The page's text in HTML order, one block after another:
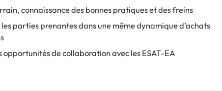
connaissance des bonnes pratiques et des freins
parties prenantes dans une même dynamique d’achats
opportunités de collaboration avec les ESAT-EA